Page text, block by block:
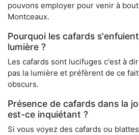
pouvons employer pour venir à
Montceaux.
Pourquoi les cafards
lumière ?
Les cafards sont lucifuges c'est à
pas la lumière et préfèrent de ce
obscurs.
Présence de cafards dans la
est-ce inquiétant ?
Si vous voyez des cafards ou